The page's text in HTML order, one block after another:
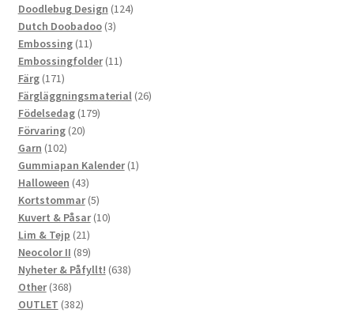
Doodlebug Design 124124
Dutch Doobadoo 33
Embossing 1111
produkter
Embossingfolder 1111
Färg 171171
produkter
Färgläggningsmaterial 2626
Födelsedag 179179
Förvaring 2020
Garn 102102
produkter
Gummiapan Kalender 11
Halloween 4343
produkter
Kortstommar 55
produkter
Kuvert & Påsar 1010
Lim & Tejp 2121
produkter
Neocolor II 8989
produkter
Nyheter & Påfyllt! 638638
Other 368368
produkter
OUTLET 382382